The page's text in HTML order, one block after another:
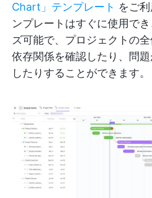
Chart」テンプレート をご
ンプレートはすぐに使用で
ズ可能で、プロジェクトの全
依存関係を確認したり、問
したりすることができます。